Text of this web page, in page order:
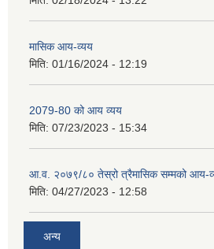
मासिक आय-व्यय
मिति: 01/16/2024 - 12:19
2079-80 को आय व्यय
मिति: 07/23/2023 - 15:34
आ.व. २०७९/८० तेस्रो त्रैमासिक सम्मको आय-
मिति: 04/27/2023 - 12:58
अन्य